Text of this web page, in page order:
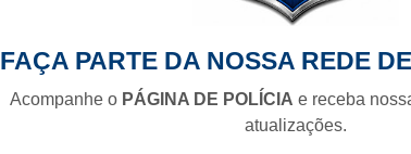
FAÇA PARTE DA NOSSA REDE
Acompanhe o PÁGINA DE POLÍCIA e receba
atualizações.